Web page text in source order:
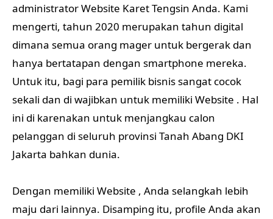
administrator Website Karet Tengsin Anda. Kami
mengerti, tahun 2020 merupakan tahun digital
dimana semua orang mager untuk bergerak dan
hanya bertatapan dengan smartphone mereka.
Untuk itu, bagi para pemilik bisnis sangat cocok
sekali dan di wajibkan untuk memiliki Website . Hal
ini di karenakan untuk menjangkau calon
pelanggan di seluruh provinsi Tanah Abang DKI
Jakarta bahkan dunia.
Dengan memiliki Website , Anda selangkah lebih
maju dari lainnya. Disamping itu, profile Anda akan